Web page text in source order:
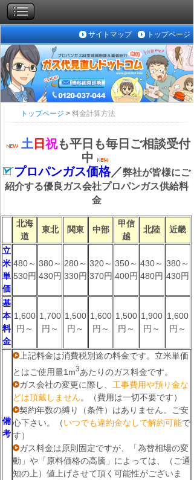
サイトマップ トップページ
トップページ > 料金計算方法
土日祝も平日も毎日ご相談受付
中
プロパンガス価格／弊社が皆様にご
紹介する優良ガス会社プロパンガス供給料
金
北海
道
東北 関東 中部
甲信
越
北陸 近畿
立
米
単
価
480～
530円
380～
430円
280～
330円
320～
370円
350～
400円
430～
480円
380～
430円
基
本
料
金
1,600
円～
1,700
円～
1,500
円～
1,600
円～
1,500
円～
1,900
円～
1,600
円～
備
考
上記料金は消費税別途の料金です。立米単価
とはご使用量1m3あたりのガス料金です。
ガス会社の変更に際し、 工事費用や預り金な
どは頂戴しません。（費用は一切不要です）
契約年数の縛り（条件）はありません。ご安
心下さい。（いつでも違約金なしで解約可能で
す）
ガス料金は原則固定ですが、「為替相場の変
動」や「原料価格の高騰」によっては、（ご通
知の上）値上げさせて頂く可能性がございま